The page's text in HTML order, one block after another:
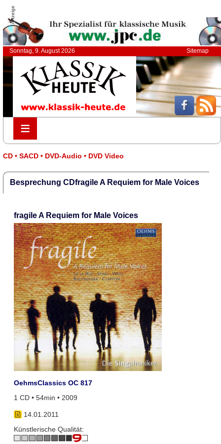
Anzeige
Sonntag, 9. August 2026 Sitemap
≡
≡
CD • SACD • DVD-Audio • DVD Video
Besprechung CDfragile A Requiem for Male Voices
fragile A Requiem for Male Voices
OehmsClassics OC 817
1 CD • 54min • 2009
14.01.2011
Künstlerische Qualität: